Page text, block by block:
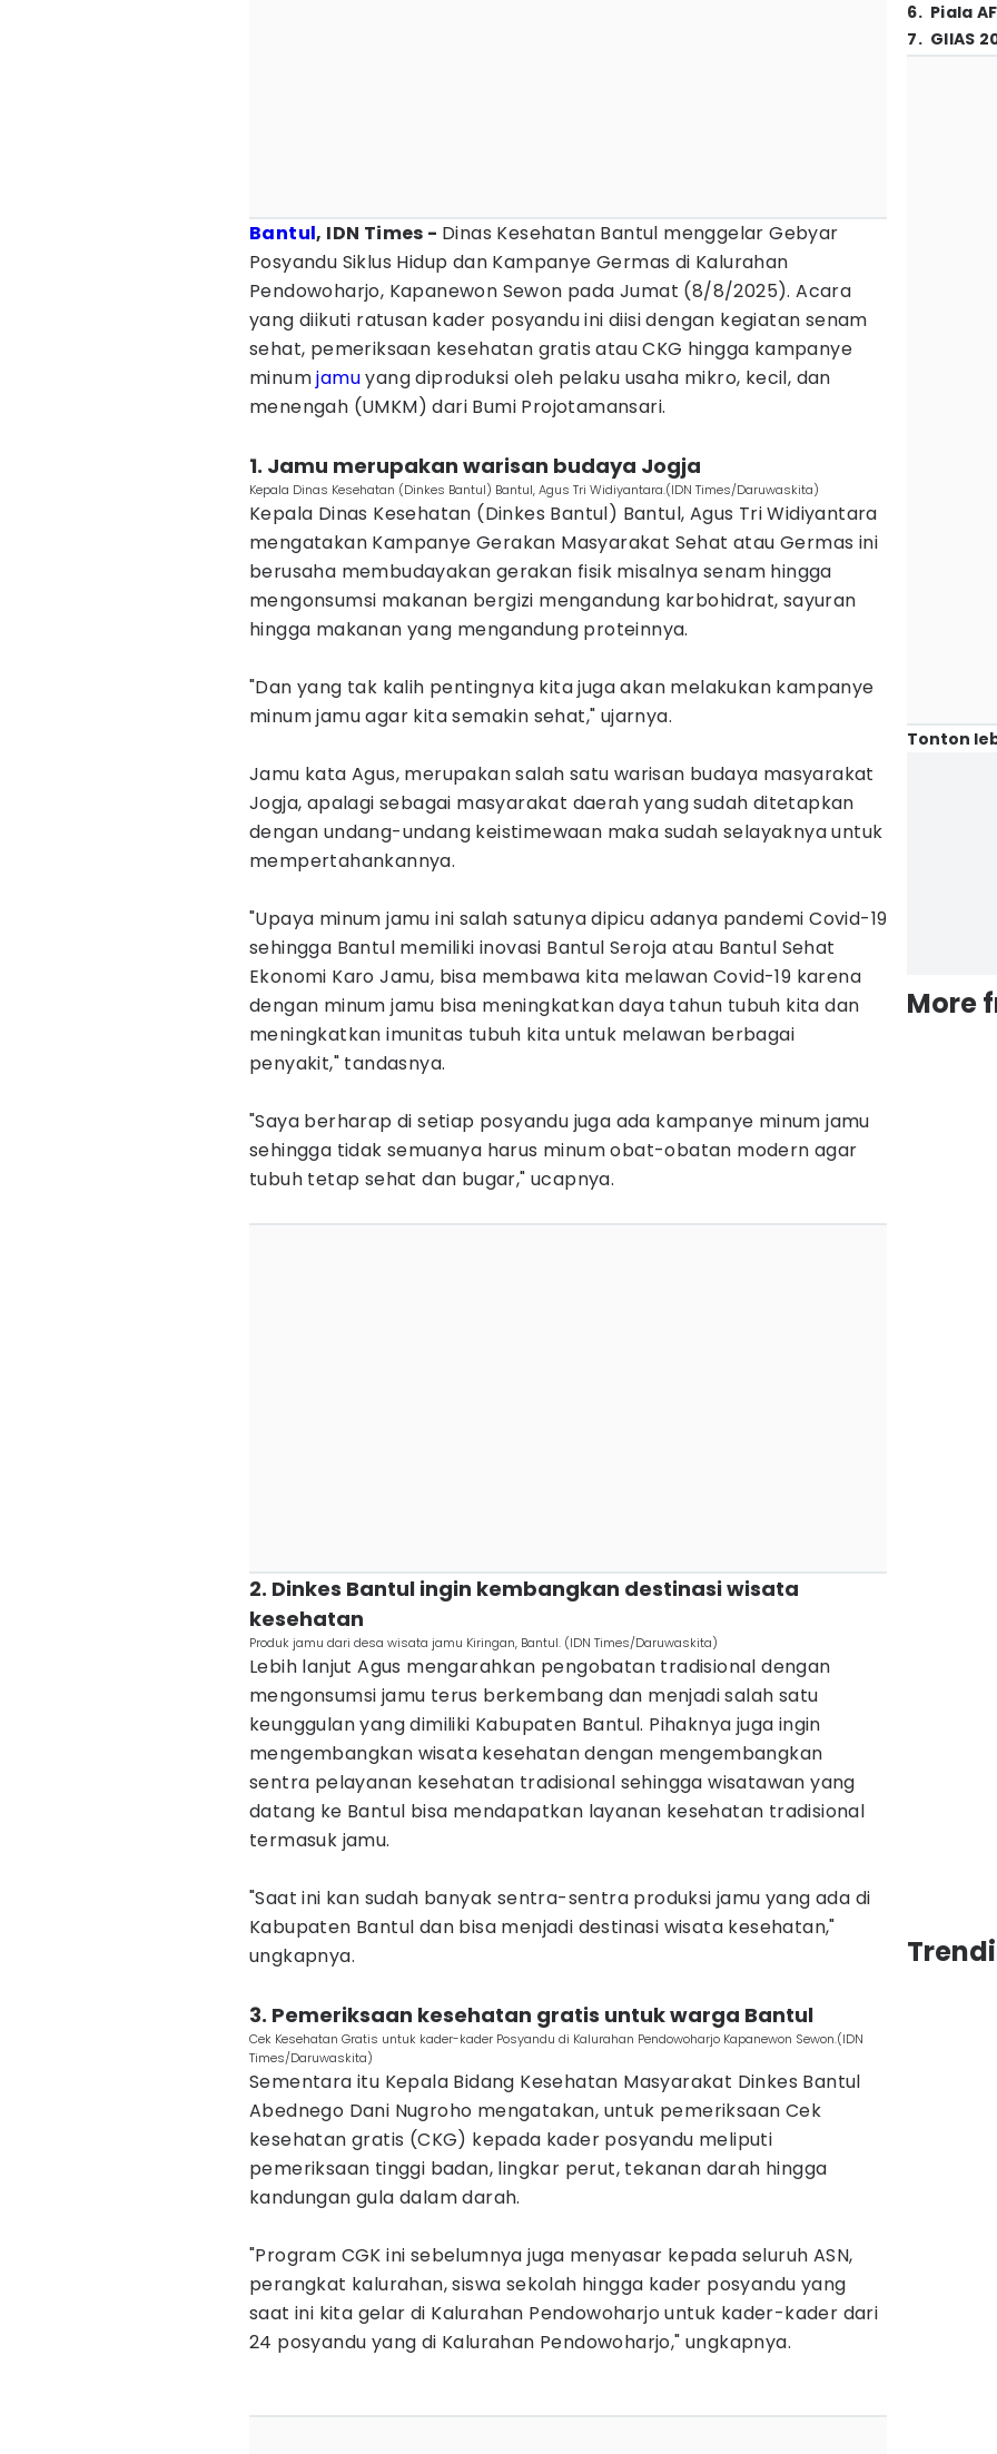
Bantul, IDN Times - Dinas Kesehatan Bantul menggelar Gebyar
Posyandu Siklus Hidup dan Kampanye Germas di Kalurahan
Pendowoharjo, Kapanewon Sewon pada Jumat (8/8/2025). Acara
yang diikuti ratusan kader posyandu ini diisi dengan kegiatan senam
sehat, pemeriksaan kesehatan gratis atau CKG hingga kampanye
minumjamuyang diproduksi oleh pelaku usaha mikro, kecil, dan
menengah (UMKM) dari Bumi Projotamansari.
1. Jamu merupakan warisan budaya Jogja
‎Kepala Dinas Kesehatan (Dinkes Bantul) Bantul, Agus Tri Widiyantara.(IDN Times/Daruwaskita)
Kepala Dinas Kesehatan (Dinkes Bantul) Bantul, Agus Tri Widiyantara
mengatakan Kampanye Gerakan Masyarakat Sehat atau Germas ini
berusaha membudayakan gerakan fisik misalnya senam hingga
mengonsumsi makanan bergizi mengandung karbohidrat, sayuran
hingga makanan yang mengandung proteinnya.
‎"Dan yang tak kalih pentingnya kita juga akan melakukan kampanye
minum jamu agar kita semakin sehat," ujarnya.
‎Jamu kata Agus, merupakan salah satu warisan budaya masyarakat
Jogja, apalagi sebagai masyarakat daerah yang sudah ditetapkan
dengan undang-undang keistimewaan maka sudah selayaknya untuk
mempertahankannya.
‎"Upaya minum jamu ini salah satunya dipicu adanya pandemi Covid-19
sehingga Bantul memiliki inovasi Bantul Seroja atau Bantul Sehat
Ekonomi Karo Jamu, bisa membawa kita melawan Covid-19 karena
dengan minum jamu bisa meningkatkan daya tahun tubuh kita dan
meningkatkan imunitas tubuh kita untuk melawan berbagai
penyakit," tandasnya.
‎"Saya berharap di setiap posyandu juga ada kampanye minum jamu
sehingga tidak semuanya harus minum obat-obatan modern agar
tubuh tetap sehat dan bugar," ucapnya.
2. Dinkes Bantul ingin kembangkan destinasi wisata
kesehatan
Produk jamu dari desa wisata jamu Kiringan, Bantul. (IDN Times/Daruwaskita)
Lebih lanjut Agus mengarahkan pengobatan tradisional dengan
mengonsumsi jamu terus berkembang dan menjadi salah satu
keunggulan yang dimiliki Kabupaten Bantul. Pihaknya juga ingin
mengembangkan wisata kesehatan dengan mengembangkan
sentra pelayanan kesehatan tradisional sehingga wisatawan yang
datang ke Bantul bisa mendapatkan layanan kesehatan tradisional
termasuk jamu.
‎"Saat ini kan sudah banyak sentra-sentra produksi jamu yang ada di
Kabupaten Bantul dan bisa menjadi destinasi wisata kesehatan,"
ungkapnya.
‎3. Pemeriksaan kesehatan gratis untuk warga Bantul
Cek Kesehatan Gratis untuk kader-kader Posyandu di Kalurahan Pendowoharjo Kapanewon Sewon.(IDN
Times/Daruwaskita)
‎Sementara itu Kepala Bidang Kesehatan Masyarakat Dinkes Bantul
Abednego Dani Nugroho mengatakan, untuk pemeriksaan Cek
kesehatan gratis (CKG) kepada kader posyandu meliputi
pemeriksaan tinggi badan, lingkar perut, tekanan darah hingga
kandungan gula dalam darah.
‎"Program CGK ini sebelumnya juga menyasar kepada seluruh ASN,
perangkat kalurahan, siswa sekolah hingga kader posyandu yang
saat ini kita gelar di Kalurahan Pendowoharjo untuk kader-kader dari
24 posyandu yang di Kalurahan Pendowoharjo," ungkapnya.
6. Piala
7. GIIAS
Tonton
More